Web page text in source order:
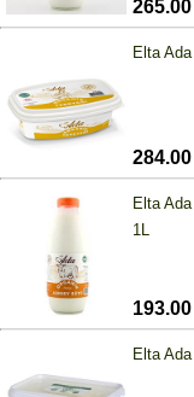
Elta
Elta
1L
Elta